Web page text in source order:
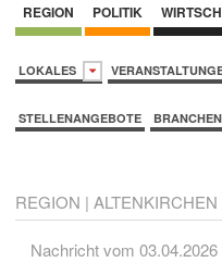
REGION POLITIK
LOKALES
STELLENANGEBOTE
REGION | ALTENKIRCHEN
Nachricht vom